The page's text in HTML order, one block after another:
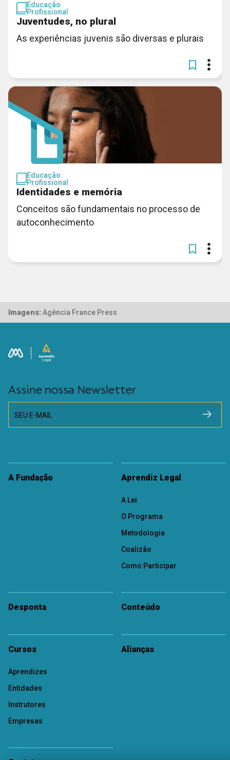
Educação
Profissional
Juventudes, no plural
As experiências juvenis são diversas e plurais
Educação
Profissional
Identidades e memória
Conceitos são fundamentais no processo de
autoconhecimento
Imagens: Agência France Press
Assine nossa Newsletter
SEU E-MAIL
A Fundação Aprendiz Legal
A Lei
O Programa
Metodologia
Coalizão
Como Participar
Desponta Conteúdo
Cursos
Aprendizes
Entidades
Instrutores
Empresas
Alianças